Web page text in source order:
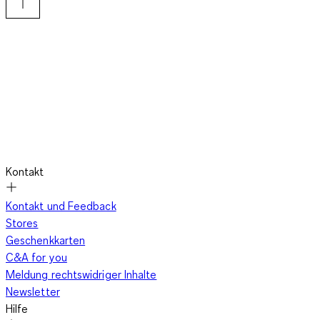
Pastelltönen bis hin zu kräftigen Farben, die jedes Outfit
aufpeppen. Egal, ob du es eher schlicht oder auffällig magst –
mit der richtigen Baby-Wintermütze setzt du modische
Akzente und hältst dein Baby gleichzeitig wohlig warm.
Materialien und Komfort bei Wintermützen
Kontakt
Kontakt und Feedback
Stores
Geschenkkarten
C&A for you
Meldung rechtswidriger Inhalte
Newsletter
Hilfe